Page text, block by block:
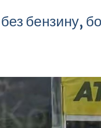
бензину,